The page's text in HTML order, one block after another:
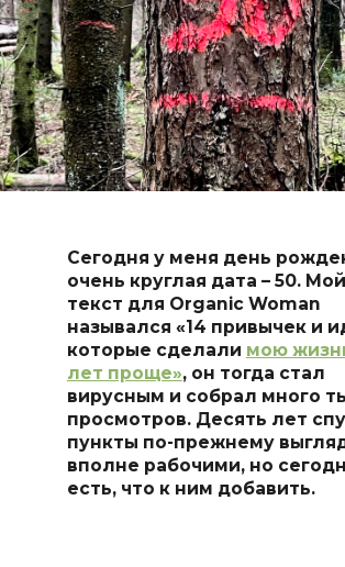
Сегодня у меня день
очень круглая дата – 50.
текст для Organic Woman
назывался «14 привычек и
которые сделали мою
лет проще», он тогда стал
вирусным и собрал много
просмотров. Десять лет
пункты по-прежнему
вполне рабочими, но
есть, что к ним добавить.